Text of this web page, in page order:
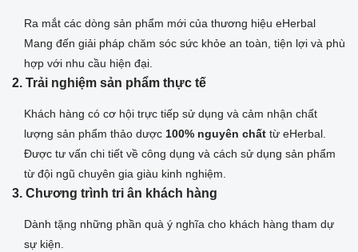
Ra mắt các dòng sản phẩm mới của thương hiệu eHerbal
Mang đến giải pháp chăm sóc sức khỏe an toàn, tiện lợi và phù
hợp với nhu cầu hiện đại.
2. Trải nghiệm sản phẩm thực tế
Khách hàng có cơ hội trực tiếp sử dụng và cảm nhận chất
lượng sản phẩm thảo dược 100% nguyên chất từ eHerbal.
Được tư vấn chi tiết về công dụng và cách sử dụng sản phẩm
từ đội ngũ chuyên gia giàu kinh nghiệm.
3. Chương trình tri ân khách hàng
Dành tặng những phần quà ý nghĩa cho khách hàng tham dự
sự kiện.